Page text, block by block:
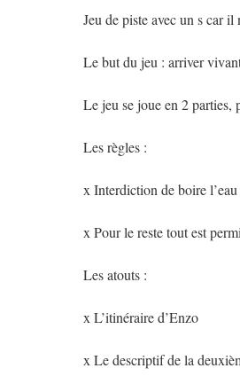
Jeu de piste avec un s car
Le but du jeu : arriver
Le jeu se joue en 2
Les règles :
x Interdiction de boire
x Pour le reste tout est
Les atouts :
x L’itinéraire d’Enzo
x Le descriptif de la